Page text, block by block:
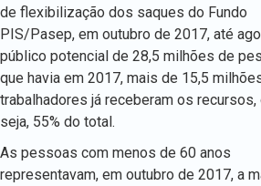
de flexibilização dos saques do Fundo
PIS/Pasep, em outubro de 2017, até
público potencial de 28,5 milhões de
que havia em 2017, mais de 15,5
trabalhadores já receberam os recursos,
seja, 55% do total.
As pessoas com menos de 60 anos
representavam, em outubro de 2017, a